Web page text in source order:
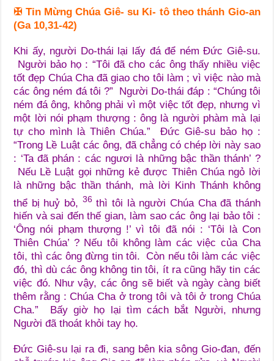
✠ Tin Mừng Chúa Giê- su Ki- tô theo thánh Gio-an
(Ga 10,31-42)
Khi ấy, người Do-thái lại lấy đá để ném Đức Giê-su.
Người bảo họ : “Tôi đã cho các ông thấy nhiều việc
tốt đẹp Chúa Cha đã giao cho tôi làm ; vì việc nào mà
các ông ném đá tôi ?”
Người Do-thái đáp : “Chúng tôi
ném đá ông, không phải vì một việc tốt đẹp, nhưng vì
một lời nói phạm thượng : ông là người phàm mà lại
tự cho mình là Thiên Chúa.”
Đức Giê-su bảo họ :
“Trong Lề Luật các ông, đã chẳng có chép lời này sao
: ‘Ta đã phán : các ngươi là những bậc thần thánh’ ?
Nếu Lề Luật gọi những kẻ được Thiên Chúa ngỏ lời
là những bậc thần thánh, mà lời Kinh Thánh không
thể bị huỷ bỏ, 36thì tôi là người Chúa Cha đã thánh
hiến và sai đến thế gian, làm sao các ông lại bảo tôi :
‘Ông nói phạm thượng !’ vì tôi đã nói : ‘Tôi là Con
Thiên Chúa’ ? Nếu tôi không làm các việc của Cha
tôi, thì các ông đừng tin tôi. Còn nếu tôi làm các việc
đó, thì dù các ông không tin tôi, ít ra cũng hãy tin các
việc đó. Như vậy, các ông sẽ biết và ngày càng biết
thêm rằng : Chúa Cha ở trong tôi và tôi ở trong Chúa
Cha.”
Bấy giờ họ lại tìm cách bắt Người, nhưng
Người đã thoát khỏi tay họ.
Đức Giê-su lại ra đi, sang bên kia sông Gio-đan, đến